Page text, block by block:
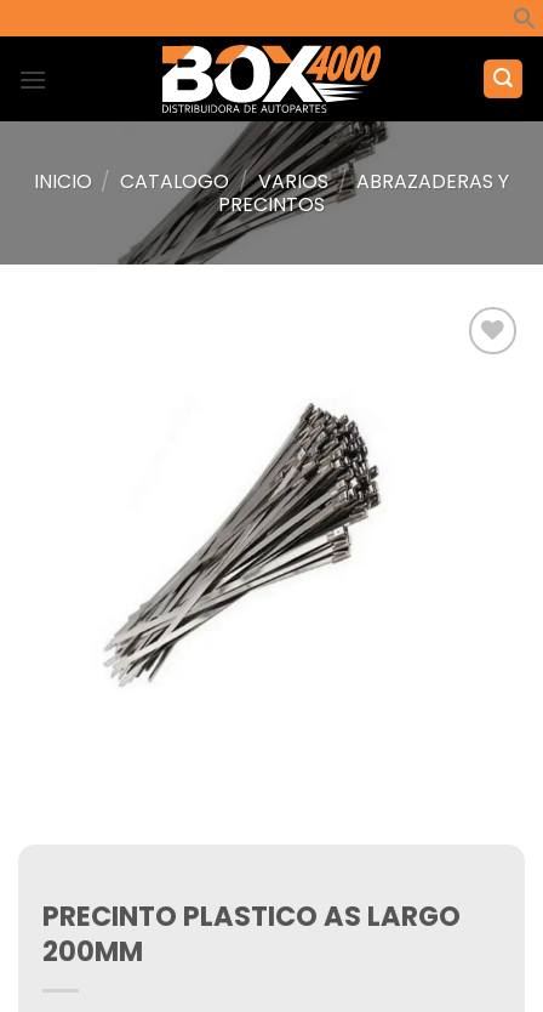
al
contenido
INICIO / CATALOGO / VARIOS / ABRAZADERAS Y
PRECINTOS
PRECINTO PLASTICO AS LARGO
200MM